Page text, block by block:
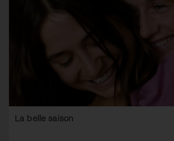
La belle saison